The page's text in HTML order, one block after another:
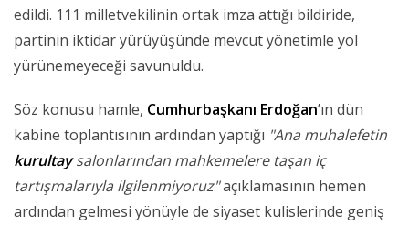
edildi. 111 milletvekilinin ortak imza attığı bildiride,
partinin iktidar yürüyüşünde mevcut yönetimle yol
yürünemeyeceği savunuldu.
Söz konusu hamle, Cumhurbaşkanı Erdoğan’ın dün
kabine toplantısının ardından yaptığı "Ana muhalefetin
kurultaysalonlarından mahkemelere taşan iç
tartışmalarıyla ilgilenmiyoruz"açıklamasının hemen
ardından gelmesi yönüyle de siyaset kulislerinde geniş